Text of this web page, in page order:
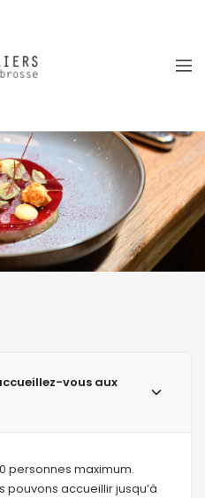
vous aux
personnes maximum.
pouvons accueillir jusqu’à